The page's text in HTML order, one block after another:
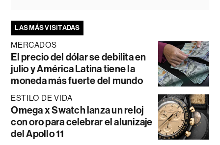
LAS MÁS VISITADAS
MERCADOS
El precio del dólar se debilita en
julio y América Latina tiene la
moneda más fuerte del mundo
ESTILO DE VIDA
Omega x Swatch lanza un reloj
con oro para celebrar el alunizaje
del Apollo 11